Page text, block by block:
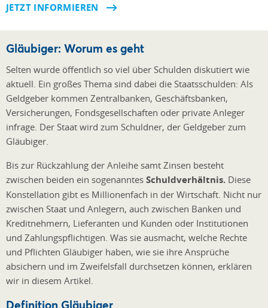
JETZT INFORMIEREN
Gläubiger: Worum es geht
Selten wurde öffentlich so viel über Schulden diskutiert wie
aktuell. Ein großes Thema sind dabei die Staatsschulden: Als
Geldgeber kommen Zentralbanken, Geschäftsbanken,
Versicherungen, Fondsgesellschaften oder private Anleger
infrage. Der Staat wird zum Schuldner, der Geldgeber zum
Gläubiger.
Bis zur Rückzahlung der Anleihe samt Zinsen besteht
zwischen beiden ein sogenanntes Schuldverhältnis. Diese
Konstellation gibt es Millionenfach in der Wirtschaft. Nicht nur
zwischen Staat und Anlegern, auch zwischen Banken und
Kreditnehmern, Lieferanten und Kunden oder Institutionen
und Zahlungspflichtigen. Was sie ausmacht, welche Rechte
und Pflichten Gläubiger haben, wie sie ihre Ansprüche
absichern und im Zweifelsfall durchsetzen können, erklären
wir in diesem Artikel.
Definition Gläubiger